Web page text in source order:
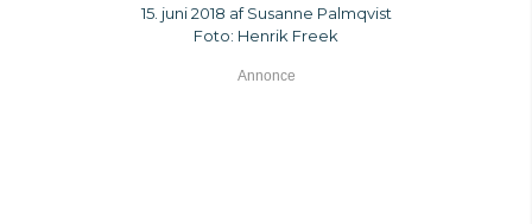
15. juni 2018 af Susanne Palmqvist
Foto: Henrik Freek